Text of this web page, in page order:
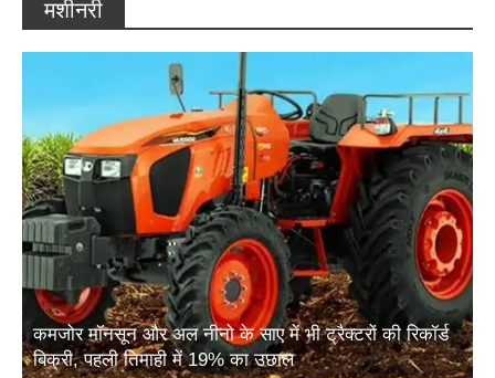
कमजोर मॉनसून और अल नीनो के साए में भी ट्रैक्टरों की रिकॉर्ड
बिक्री, पहली तिमाही में 19% का उछाल